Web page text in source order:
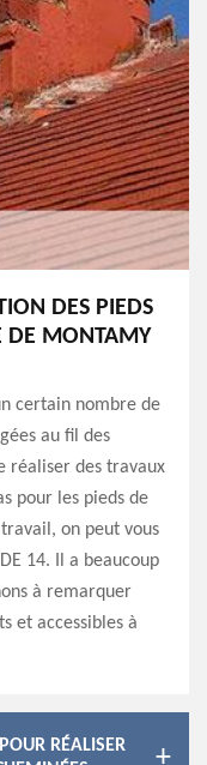
DES PIEDS
DE MONTAMY
certain nombre de
au fil des
réaliser des travaux
pour les pieds de
on peut vous
14. Il a beaucoup
à remarquer
et accessibles à
RÉALISER